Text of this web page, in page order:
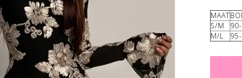
MAAT
S/M
M/L